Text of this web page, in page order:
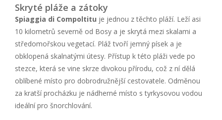
Skryté pláže a zátoky
Spiaggia di Compoltitu je jednou z těchto pláží. Leží asi
10 kilometrů severně od Bosy a je skrytá mezi skalami a
středomořskou vegetací. Pláž tvoří jemný písek a je
obklopená skalnatými útesy. Přístup k této pláži vede po
stezce, která se vine skrze divokou přírodu, což z ní dělá
oblíbené místo pro dobrodružnější cestovatele. Odměnou
za kratší procházku je nádherné místo s tyrkysovou vodou
ideální pro šnorchlování.